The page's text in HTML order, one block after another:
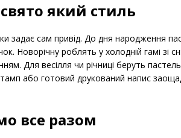
який стиль
задає сам привід. До дня народження
Новорічну роблять у холодній гамі зі
Для весілля чи річниці беруть
або готовий друкований напис
все разом